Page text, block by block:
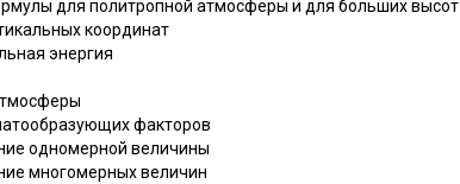
для политропной атмосферы и для больших высот
координат
энергия
факторов
одномерной величины
многомерных величин